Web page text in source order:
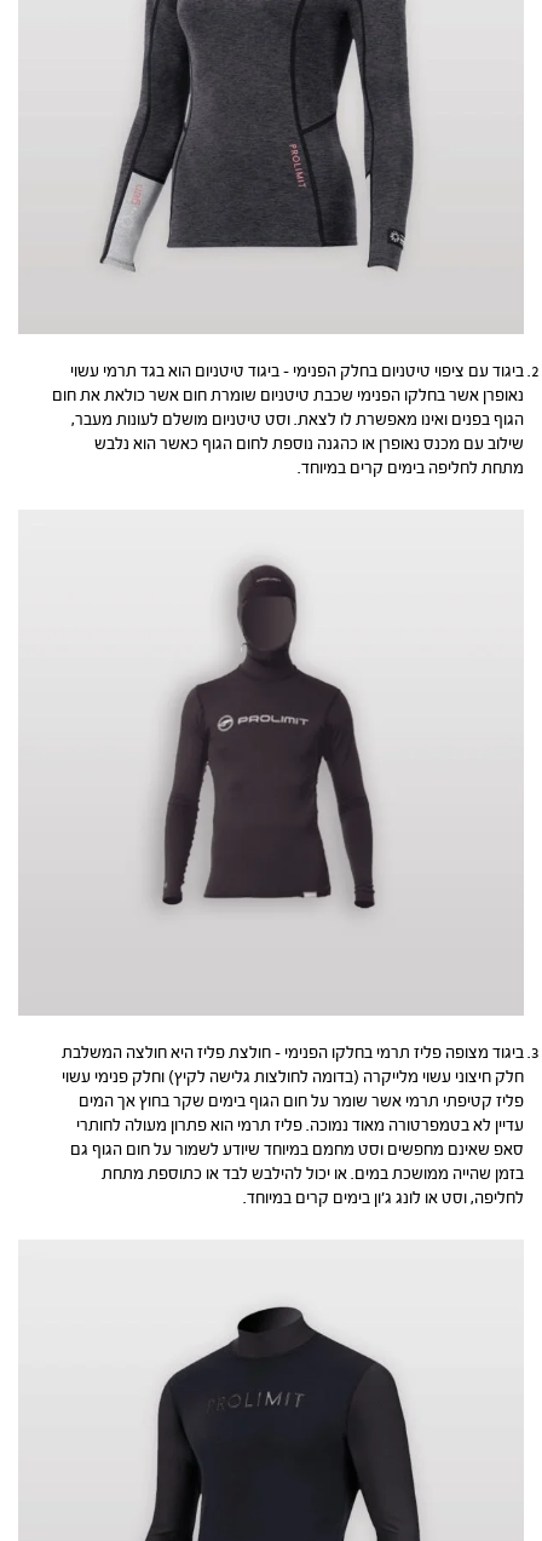
ביגוד עם ציפוי טיטניום בחלק הפנימי – ביגוד טיטניום הוא בגד תרמי עשוי
נאופרן אשר בחלקו הפנימי שכבת טיטניום שומרת חום אשר כולאת את חום
הגוף בפנים ואינו מאפשרת לו לצאת. וסט טיטניום מושלם לעונות מעבר,
שילוב עם מכנס נאופרן או כהגנה נוספת לחום הגוף כאשר הוא נלבש
מתחת לחליפה בימים קרים במיוחד.
ביגוד מצופה פליז תרמי בחלקו הפנימי – חולצת פליז היא חולצה המשלבת
חלק חיצוני עשוי מלייקרה (בדומה לחולצות גלישה לקיץ) וחלק פנימי עשוי
פליז קטיפתי תרמי אשר שומר על חום הגוף בימים שקר בחוץ אך המים
עדיין לא בטמפרטורה מאוד נמוכה. פליז תרמי הוא פתרון מעולה לחותרי
סאפ שאינם מחפשים וסט מחמם במיוחד שיודע לשמור על חום הגוף גם
בזמן שהייה ממושכת במים. או יכול להילבש לבד או כתוספת מתחת
לחליפה, וסט או לונג ג’ון בימים קרים במיוחד.